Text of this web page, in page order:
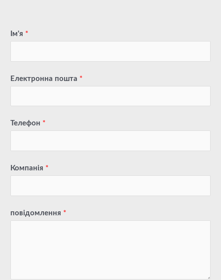
Ім'я *
Електронна пошта *
Телефон *
Компанія *
повідомлення *